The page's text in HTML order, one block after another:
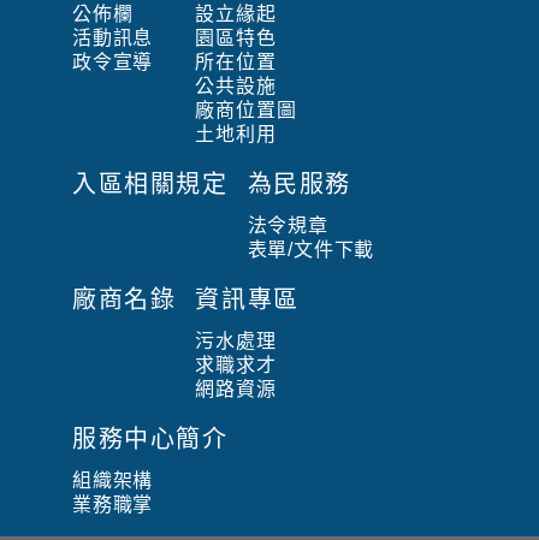
公佈欄
活動訊息
政令宣導
設立緣起
園區特色
所在位置
公共設施
廠商位置圖
土地利用
入區相關規定 為民服務
法令規章
表單/文件下載
廠商名錄 資訊專區
污水處理
求職求才
網路資源
服務中心簡介
組織架構
業務職掌